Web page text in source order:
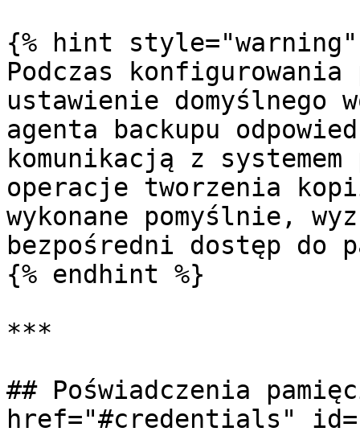
{% hint style="warning"
Podczas konfigurowania
ustawienie
agenta backupu
komunikacją z
operacje tworzenia
wykonane pomyślnie,
bezpośredni dostęp do
{% endhint %}
***
## Poświadczenia
href="#credentials"